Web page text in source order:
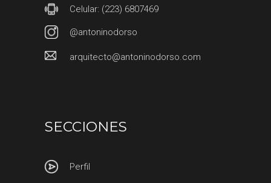
Celular: (223) 6807469
@antoninodorso
arquitecto@antoninodorso.com
SECCIONES
Perfil